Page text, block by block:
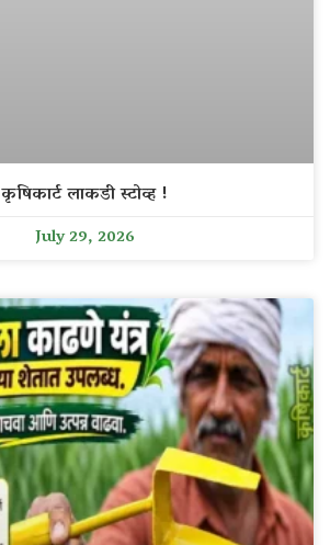
कृषिकार्ट लाकडी स्टोव्ह !
July 29, 2026